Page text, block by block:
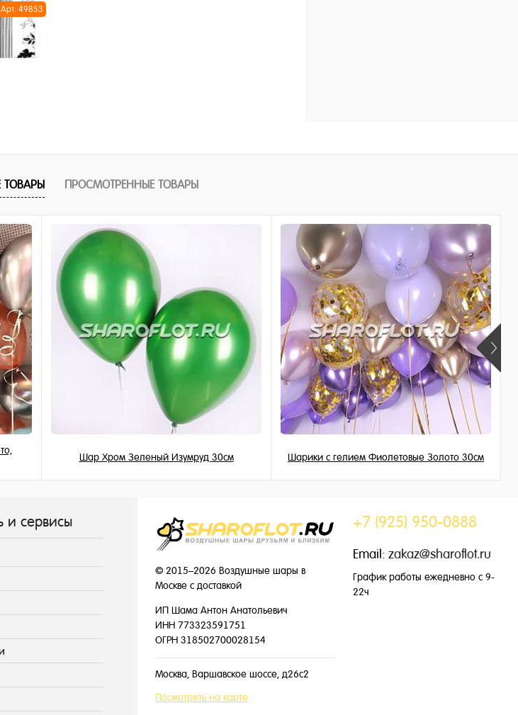
Арт: 49853
ТОВАРЫ ПРОСМОТРЕННЫЕ ТОВАРЫ
Шар Хром Зеленый Изумруд 30см Шарики с гелием Фиолетовые Золото 30см
и сервисы
© 2015–2026 Воздушные шары в
Москве с доставкой
ИП Шама Антон Анатольевич
ИНН 773323591751
ОГРН 318502700028154
Москва, Варшавское шоссе, д26с2
Посмотреть на карте
+7 (925) 950-0888
Email: zakaz@sharoflot.ru
График работы ежедневно с 9-
22ч